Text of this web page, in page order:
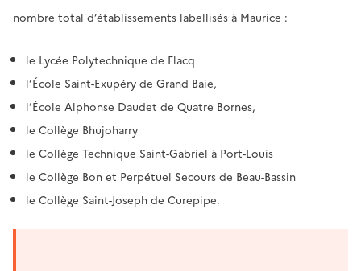
nombre total d’établissements labellisés à Maurice :
le Lycée Polytechnique de Flacq
l’École Saint-Exupéry de Grand Baie,
l’École Alphonse Daudet de Quatre Bornes,
le Collège Bhujoharry
le Collège Technique Saint-Gabriel à Port-Louis
le Collège Bon et Perpétuel Secours de Beau-Bassin
le Collège Saint-Joseph de Curepipe.